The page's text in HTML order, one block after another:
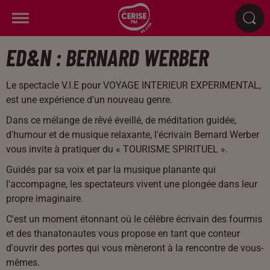
ED&N : BERNARD WERBER
Le spectacle V.I.E pour VOYAGE INTERIEUR EXPERIMENTAL,
est une expérience d'un nouveau genre.
Dans ce mélange de rêvé éveillé, de méditation guidée,
d'humour et de musique relaxante, l'écrivain Bernard Werber
vous invite à pratiquer du « TOURISME SPIRITUEL ».
Guidés par sa voix et par la musique planante qui
l'accompagne, les spectateurs vivent une plongée dans leur
propre imaginaire.
C'est un moment étonnant où le célèbre écrivain des fourmis
et des thanatonautes vous propose en tant que conteur
d'ouvrir des portes qui vous mèneront à la rencontre de vous-
mêmes.